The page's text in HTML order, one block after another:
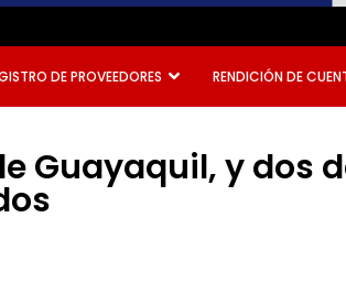
DE PROVEEDORES RENDICIÓN DE
Guayaquil, y dos